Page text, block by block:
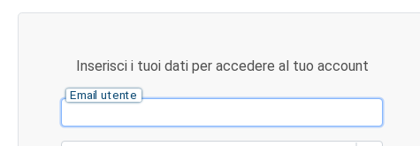
Inserisci i tuoi dati per accedere al tuo account
Email utente